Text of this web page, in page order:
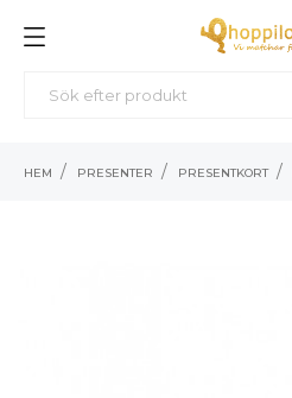
HEM PRESENTER PRESENTKORT